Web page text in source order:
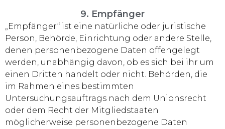
9. Empfänger
„Empfänger“ ist eine natürliche oder juristische
Person, Behörde, Einrichtung oder andere Stelle,
denen personenbezogene Daten offengelegt
werden, unabhängig davon, ob es sich bei ihr um
einen Dritten handelt oder nicht. Behörden, die
im Rahmen eines bestimmten
Untersuchungsauftrags nach dem Unionsrecht
oder dem Recht der Mitgliedstaaten
möglicherweise personenbezogene Daten